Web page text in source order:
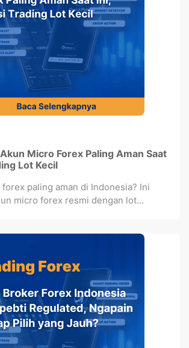
Micro Forex Paling Aman Saat
Lot Kecil
paling aman di Indonesia? Ini
micro forex resmi dengan lot...